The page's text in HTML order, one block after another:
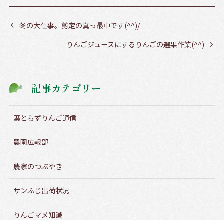
冬の大仕事。剪定の真っ最中です(^^)/
りんごジュースにするりんごの選果作業(^^)
記事カテゴリー
葉とらずりんご通信
農園広報部
農家のつぶやき
サンふじ出荷状況
りんごマメ知識